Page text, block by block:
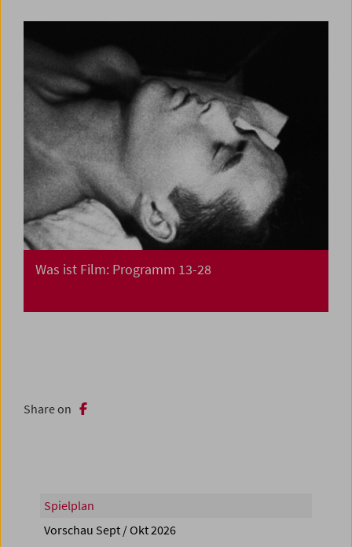
Was ist Film: Programm 13-28
Share on
Spielplan
Vorschau Sept / Okt 2026